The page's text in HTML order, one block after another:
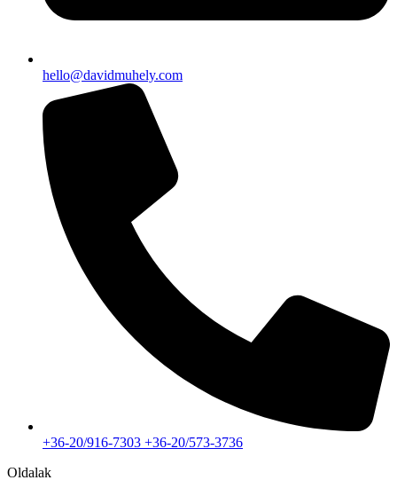
hello@davidmuhely.com
+36-20/916-7303 +36-20/573-3736
Oldalak